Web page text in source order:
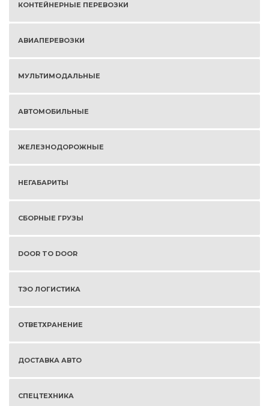
КОНТЕЙНЕРНЫЕ ПЕРЕВОЗКИ
АВИАПЕРЕВОЗКИ
МУЛЬТИМОДАЛЬНЫЕ
АВТОМОБИЛЬНЫЕ
ЖЕЛЕЗНОДОРОЖНЫЕ
НЕГАБАРИТЫ
СБОРНЫЕ ГРУЗЫ
DOOR TO DOOR
ТЭО ЛОГИСТИКА
ОТВЕТХРАНЕНИЕ
ДОСТАВКА АВТО
СПЕЦТЕХНИКА